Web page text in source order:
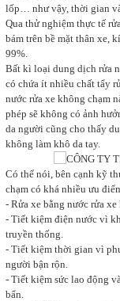
lốp… như vậy, thời gian và
Qua thử nghiệm thực tế
bám trên bề mặt thân xe,
99%.
Bất kì loại dung dịch rửa
có chứa ít nhiều chất tẩy
nước rửa xe không chạm
phép sẽ không có ảnh
da người cũng cho thấy
không làm khô da tay.
Có thể nói, bên cạnh kỹ
chạm có khá nhiều ưu
- Rửa xe bằng nước rửa
- Tiết kiệm điện nước vì
truyền thống.
- Tiết kiệm thời gian vì
người bận rộn.
- Tiết kiệm sức lao động
bẩn.